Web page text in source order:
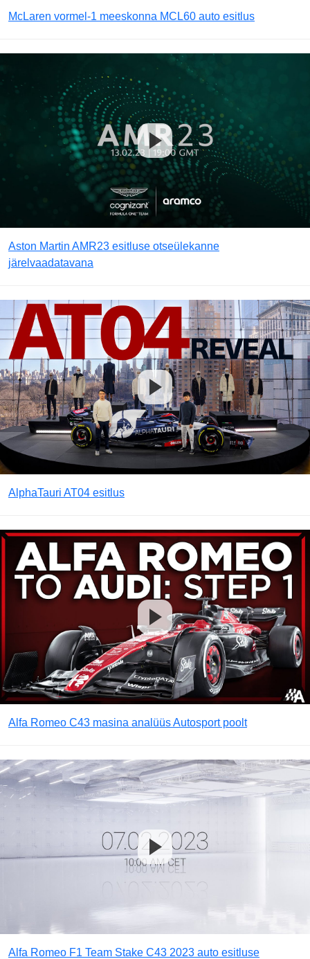
McLaren vormel-1 meeskonna MCL60 auto esitlus
Aston Martin AMR23 esitluse otseülekanne
järelvaadatavana
AlphaTauri AT04 esitlus
Alfa Romeo C43 masina analüüs Autosport poolt
Alfa Romeo F1 Team Stake C43 2023 auto esitluse